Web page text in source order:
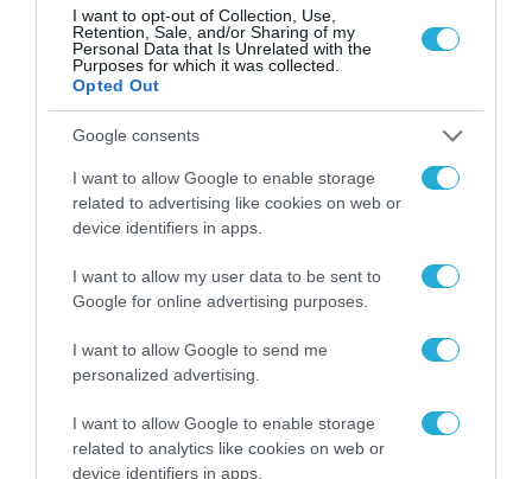
I want to opt-out of Collection, Use,
Retention, Sale, and/or Sharing of my
Personal Data that Is Unrelated with the
Purposes for which it was collected.
Opted Out
Google consents
I want to allow Google to enable storage
related to advertising like cookies on web or
device identifiers in apps.
I want to allow my user data to be sent to
Google for online advertising purposes.
I want to allow Google to send me
personalized advertising.
I want to allow Google to enable storage
related to analytics like cookies on web or
device identifiers in apps.
EUROSTAT ΕΛΛΑΔΑ ΕΥΡΩΠΗ